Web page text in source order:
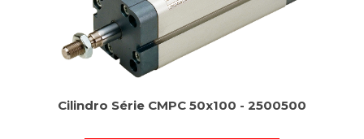
Cilindro Série CMPC 50x100 - 2500500